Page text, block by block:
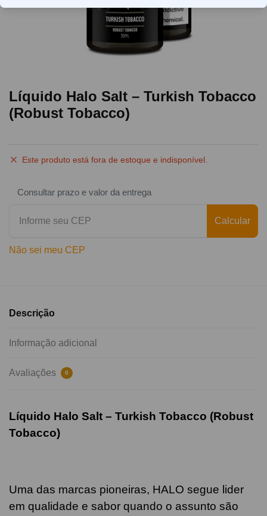
Líquido Halo Salt – Turkish Tobacco
(Robust Tobacco)
Este produto está fora de estoque e indisponível.
Consultar prazo e valor da entrega
Calcular
Não sei meu CEP
Descrição
Informação adicional
Avaliações 0
Líquido Halo Salt – Turkish Tobacco (Robust
Tobacco)
Uma das marcas pioneiras, HALO segue lider
em qualidade e sabor quando o assunto são